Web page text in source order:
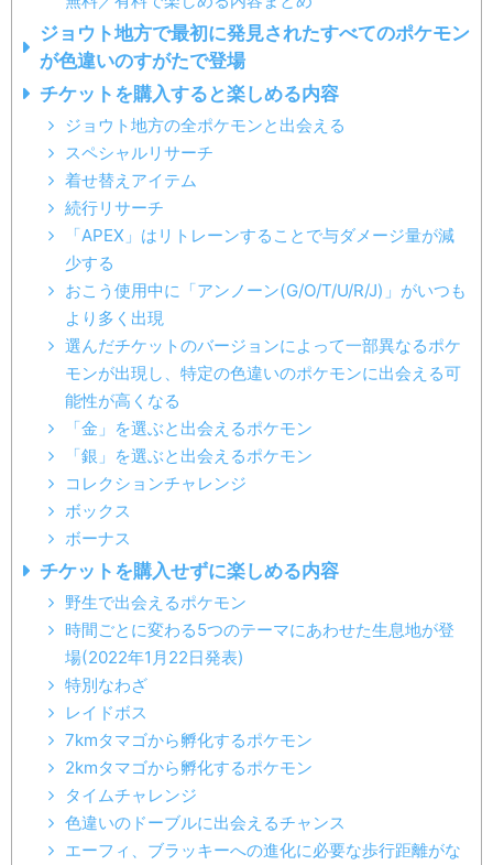
ジョウト地方で最初に発見されたすべてのポケモン
が色違いのすがたで登場
チケットを購入すると楽しめる内容
ジョウト地方の全ポケモンと出会える
スペシャルリサーチ
着せ替えアイテム
続行リサーチ
「APEX」はリトレーンすることで与ダメージ量が減
少する
おこう使用中に「アンノーン(G/O/T/U/R/J)」がいつも
より多く出現
選んだチケットのバージョンによって一部異なるポケ
モンが出現し、特定の色違いのポケモンに出会える可
能性が高くなる
「金」を選ぶと出会えるポケモン
「銀」を選ぶと出会えるポケモン
コレクションチャレンジ
ボックス
ボーナス
チケットを購入せずに楽しめる内容
野生で出会えるポケモン
時間ごとに変わる5つのテーマにあわせた生息地が登
場(2022年1月22日発表)
特別なわざ
レイドボス
7kmタマゴから孵化するポケモン
2kmタマゴから孵化するポケモン
タイムチャレンジ
色違いのドーブルに出会えるチャンス
エーフィ、ブラッキーへの進化に必要な歩行距離がな